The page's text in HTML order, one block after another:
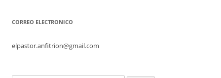
CORREO ELECTRONICO
elpastor.anfitrion@gmail.com